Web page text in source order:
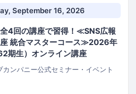
September 16, 2026
4回の講座で習得！≪SNS広報
統合マスターコース≫2026年
期生）オンライン講座
カンパニー公式セミナー・イベント